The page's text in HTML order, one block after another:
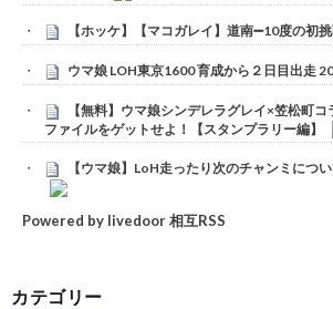
【ホッケ】【マコガレイ】道南➖10度の初
ウマ娘 LOH東京1600 育成から２日目出走
【無料】ウマ娘シンデレラグレイ×笠松町
ファイルをゲットせよ！【スタンプラリー編】
【ウマ娘】LoH走ったり次のチャンミにつ
Powered by livedoor 相互RSS
カテゴリー